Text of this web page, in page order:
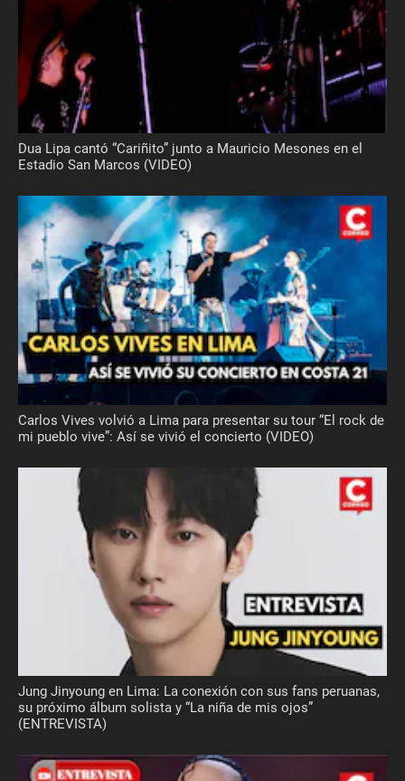
Dua Lipa cantó “Cariñito” junto a Mauricio Mesones en el
Estadio San Marcos (VIDEO)
Carlos Vives volvió a Lima para presentar su tour “El rock de
mi pueblo vive”: Así se vivió el concierto (VIDEO)
Jung Jinyoung en Lima: La conexión con sus fans peruanas,
su próximo álbum solista y “La niña de mis ojos”
(ENTREVISTA)